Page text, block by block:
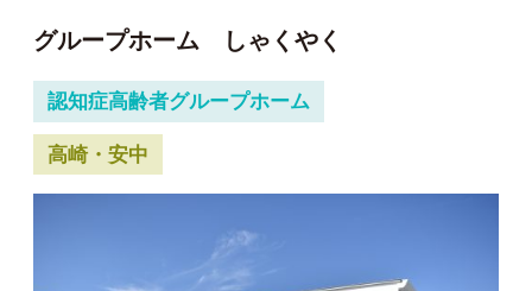
グループホーム しゃくやく
認知症高齢者グループホーム
高崎・安中